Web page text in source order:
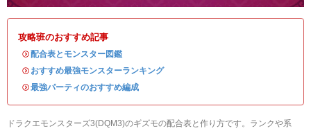
攻略班のおすすめ記事
・配合表とモンスター図鑑
・ おすすめ最強モンスターランキング
・最強パーティのおすすめ編成
ドラクエモンスターズ3(DQM3)のギズモの配合表と作り方です。ランクや系